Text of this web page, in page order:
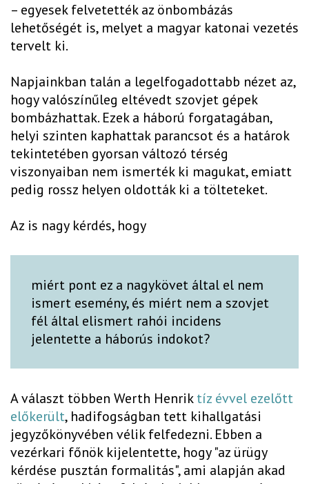
– egyesek felvetették az önbombázás
lehetőségét is, melyet a magyar katonai vezetés
tervelt ki.
Napjainkban talán a legelfogadottabb nézet az,
hogy valószínűleg eltévedt szovjet gépek
bombázhattak. Ezek a háború forgatagában,
helyi szinten kaphattak parancsot és a határok
tekintetében gyorsan változó térség
viszonyaiban nem ismerték ki magukat, emiatt
pedig rossz helyen oldották ki a tölteteket.
Az is nagy kérdés, hogy
miért pont ez a nagykövet által el nem
ismert esemény, és miért nem a szovjet
fél által elismert rahói incidens
jelentette a háborús indokot?
A választ többen Werth Henriktíz évvel ezelőtt
előkerült, hadifogságban tett kihallgatási
jegyzőkönyvében vélik felfedezni. Ebben a
vezérkari főnök kijelentette, hogy "az ürügy
kérdése pusztán formalitás", ami alapján akad